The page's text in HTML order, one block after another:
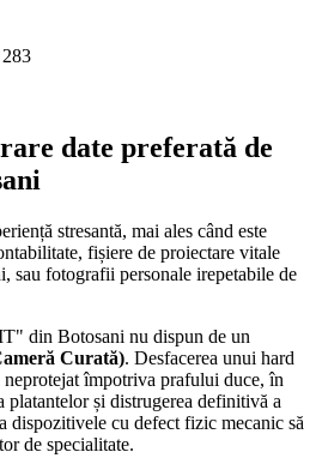
date preferată de
stresantă, mai ales când este
fișiere de proiectare vitale
, sau fotografii personale irepetabile de
din Botosani nu dispun de un
Curată). Desfacerea unui hard
împotriva prafului duce, în
platantelor și distrugerea definitivă a
dispozitivele cu defect fizic mecanic să
de specialitate.